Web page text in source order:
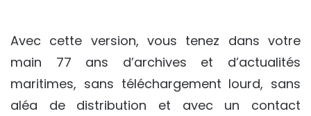
Avec cette version, vous tenez dans votre
main 77 ans d’archives et d’actualités
maritimes, sans téléchargement lourd, sans
aléa de distribution et avec un contact